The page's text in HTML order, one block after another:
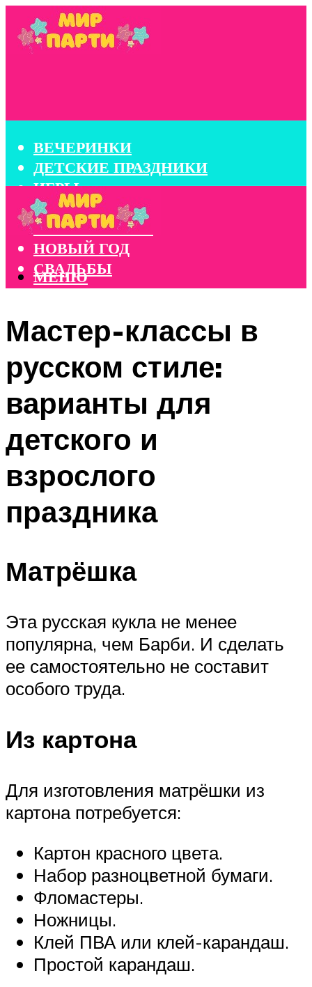
ВЕЧЕРИНКИ
ДЕТСКИЕ ПРАЗДНИКИ
ИГРЫ
КОНКУРСЫ
КОРПОРАТИВЫ
НОВЫЙ ГОД
СВАДЬБЫ
МЕНЮ
Мастер-классы в
русском стиле:
варианты для
детского и
взрослого
праздника
Матрёшка
Эта русская кукла не менее
популярна, чем Барби. И сделать
ее самостоятельно не составит
особого труда.
Из картона
Для изготовления матрёшки из
картона потребуется:
Картон красного цвета.
Набор разноцветной бумаги.
Фломастеры.
Ножницы.
Клей ПВА или клей-карандаш.
Простой карандаш.